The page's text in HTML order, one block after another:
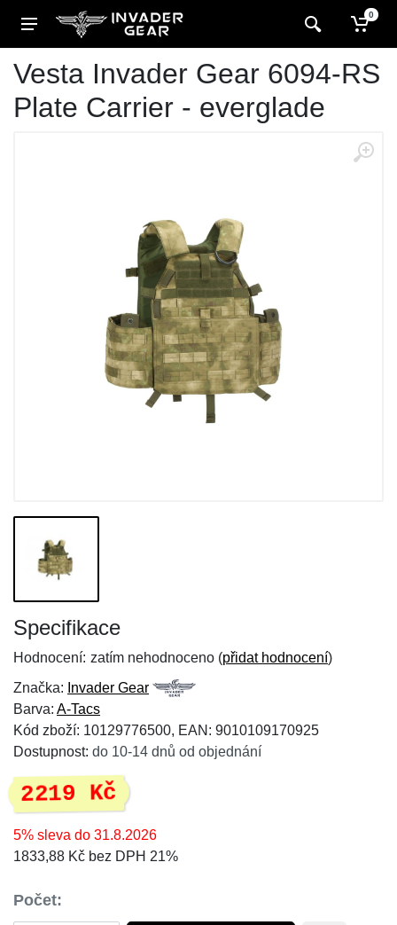
0
Vesta Invader Gear 6094-RS
Plate Carrier - everglade
Specifikace
Hodnocení: zatím nehodnoceno (přidat hodnocení)
Značka: Invader Gear
Barva: A-Tacs
Kód zboží: 10129776500, EAN: 9010109170925
Dostupnost: do 10-14 dnů od objednání
2219 Kč
5% sleva do 31.8.2026
1833,88 Kč bez DPH 21%
Počet: